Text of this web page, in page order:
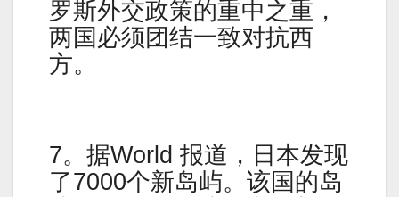
罗斯外交政策的重中之重，
两国必须团结一致对抗西
方。
7。据World 报道，日本发现
了7000个新岛屿。该国的岛